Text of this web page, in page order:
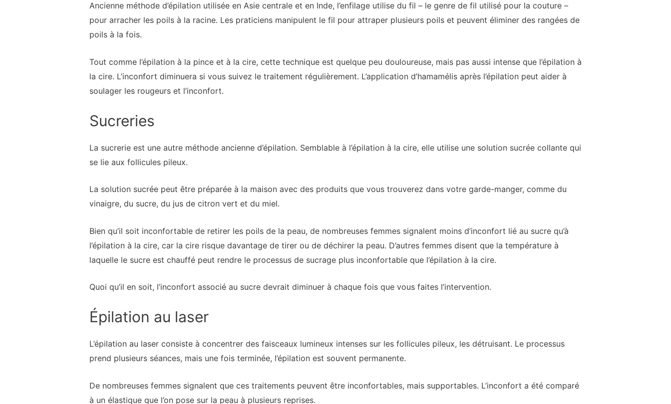
Ancienne méthode d’épilation utilisée en Asie centrale et en Inde, l’enfilage utilise du fil – le genre de fil utilisé pour la couture –
pour arracher les poils à la racine. Les praticiens manipulent le fil pour attraper plusieurs poils et peuvent éliminer des rangées de
poils à la fois.
Tout comme l’épilation à la pince et à la cire, cette technique est quelque peu douloureuse, mais pas aussi intense que l’épilation à
la cire. L’inconfort diminuera si vous suivez le traitement régulièrement. L’application d’hamamélis après l’épilation peut aider à
soulager les rougeurs et l’inconfort.
Sucreries
La sucrerie est une autre méthode ancienne d’épilation. Semblable à l’épilation à la cire, elle utilise une solution sucrée collante qui
se lie aux follicules pileux.
La solution sucrée peut être préparée à la maison avec des produits que vous trouverez dans votre garde-manger, comme du
vinaigre, du sucre, du jus de citron vert et du miel.
Bien qu’il soit inconfortable de retirer les poils de la peau, de nombreuses femmes signalent moins d’inconfort lié au sucre qu’à
l’épilation à la cire, car la cire risque davantage de tirer ou de déchirer la peau. D’autres femmes disent que la température à
laquelle le sucre est chauffé peut rendre le processus de sucrage plus inconfortable que l’épilation à la cire.
Quoi qu’il en soit, l’inconfort associé au sucre devrait diminuer à chaque fois que vous faites l’intervention.
Épilation au laser
L’épilation au laser consiste à concentrer des faisceaux lumineux intenses sur les follicules pileux, les détruisant. Le processus
prend plusieurs séances, mais une fois terminée, l’épilation est souvent permanente.
De nombreuses femmes signalent que ces traitements peuvent être inconfortables, mais supportables. L’inconfort a été comparé
à un élastique que l’on pose sur la peau à plusieurs reprises.